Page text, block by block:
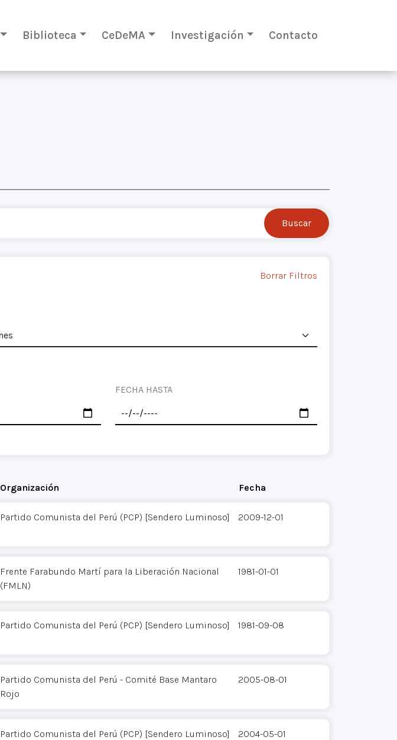
Biblioteca CeDeMA Investigación Contacto
Borrar Filtros
FECHA HASTA
Organización Fecha
Partido Comunista del Perú (PCP) [Sendero Luminoso] 2009-12-01
Frente Farabundo Martí para la Liberación Nacional
(FMLN)
1981-01-01
Partido Comunista del Perú (PCP) [Sendero Luminoso] 1981-09-08
Partido Comunista del Perú - Comité Base Mantaro
Rojo
2005-08-01
Partido Comunista del Perú (PCP) [Sendero Luminoso] 2004-05-01